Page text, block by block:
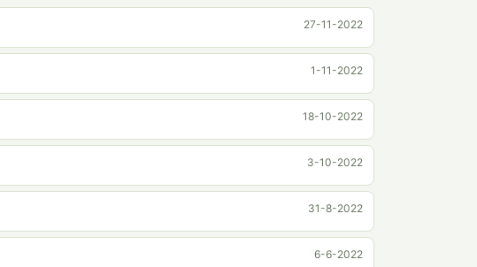
27-11-2022
1-11-2022
18-10-2022
3-10-2022
31-8-2022
6-6-2022